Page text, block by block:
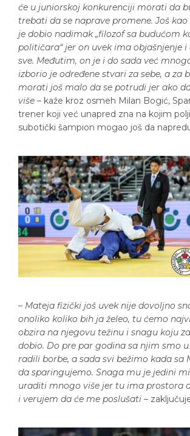
će u juniorskoj konkurenciji morati da
trebati da se naprave promene. Još
je dobio nadimak „filozof sa budućom
političara“ jer on uvek ima objašnjenje
sve. Međutim, on je i do sada već
izborio je određene stvari za sebe, a za
morati još malo da se potrudi jer ako
više – kaže kroz osmeh Milan Bogić,
trener koji već unapred zna na kojim
subotički šampion mogao još da
– Mateja fizički još uvek nije dovoljno
onoliko koliko bih ja želeo, tu ćemo
obzira na njegovu težinu i snagu koju
dobio. Do pre par godina sa njim smo
radili borbe, a sada svi bežimo kada sa
da sparingujemo. Snaga mu je jedini
uraditi mnogo više jer tu ima prostora
i verujem da će me poslušati –